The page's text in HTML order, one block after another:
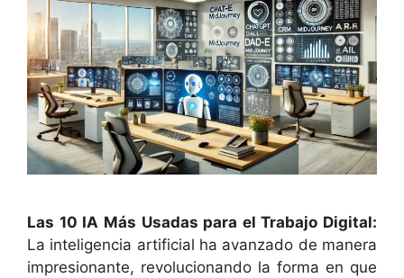
Las 10 IA Más Usadas para el Trabajo Digital:
La inteligencia artificial ha avanzado de manera
impresionante, revolucionando la forma en que